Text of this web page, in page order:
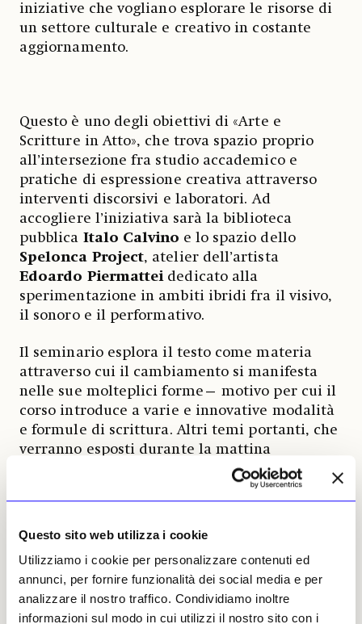
Questo sito web utilizza i cookie
Utilizziamo i cookie per personalizzare contenuti ed
annunci, per fornire funzionalità dei social media e per
analizzare il nostro traffico. Condividiamo inoltre
informazioni sul modo in cui utilizzi il nostro sito con i
iniziative che vogliano esplorare le risorse di
un settore culturale e creativo in costante
aggiornamento.
Questo è uno degli obiettivi di «Arte e
Scritture in Atto», che trova spazio proprio
all’intersezione fra studio accademico e
pratiche di espressione creativa attraverso
interventi discorsivi e laboratori. Ad
accogliere l’iniziativa sarà la biblioteca
pubblica Italo Calvino e lo spazio dello
Spelonca Project, atelier dell’artista
Edoardo Piermatteidedicato alla
sperimentazione in ambiti ibridi fra il visivo,
il sonoro e il performativo.
Il seminario esplora il testo come materia
attraverso cui il cambiamento si manifesta
nelle sue molteplici forme— motivo per cui il
corso introduce a varie e innovative modalità
e formule di scrittura. Altri temi portanti, che
verranno esposti durante la mattina
attraverso talk, sono la capacità di mobilitare
dalla scrittura, le connessioni con la storia e
strumento di costruzione di comunità e
dell’individuo. I pomeriggi saranno invece
dedicati a laboratori guidati da artisti,
scrittori e performer comeJacopo
Giacomini,Ludovica Carbottae i membri